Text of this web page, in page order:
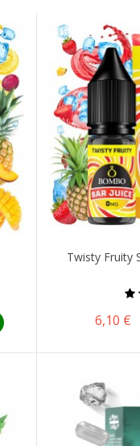
Twisty Fruity
Precio
6,10 €